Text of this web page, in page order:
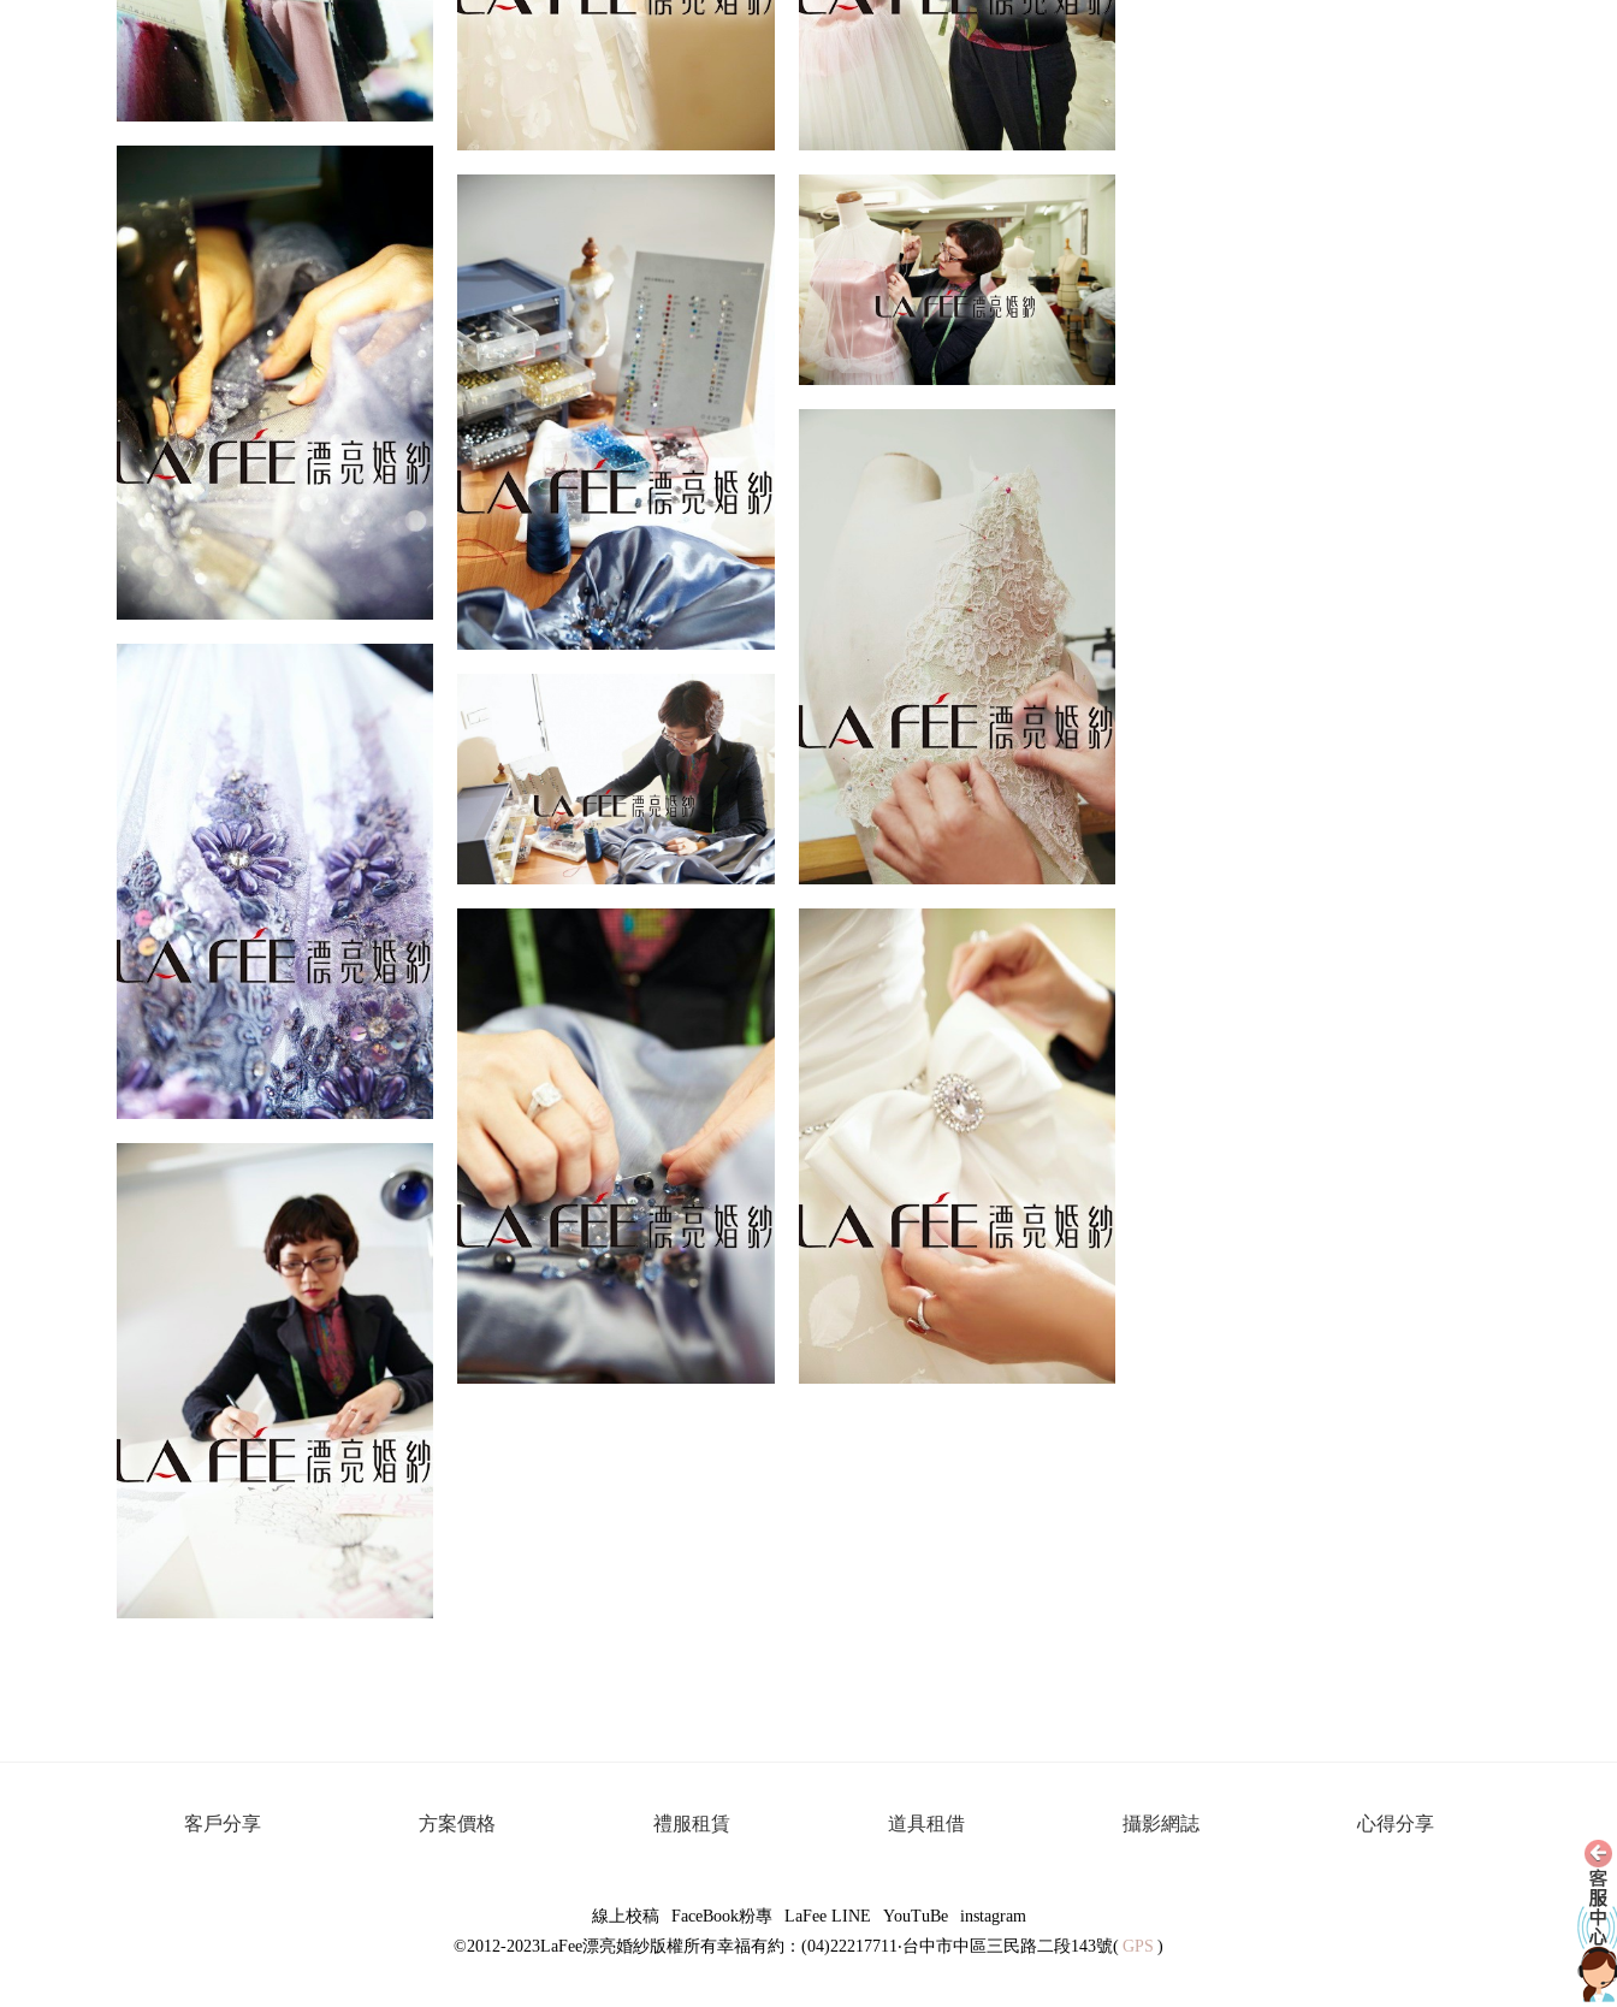
客戶分享 方案價格 禮服租賃 道具租借 攝影網誌 心得分享
線上校稿 FaceBook粉專 LaFee LINE YouTuBe
instagram
©2012-2023LaFee漂亮婚紗版權所有幸福有約：(04)22217711‧台中市中區三民路二段143號( GPS )